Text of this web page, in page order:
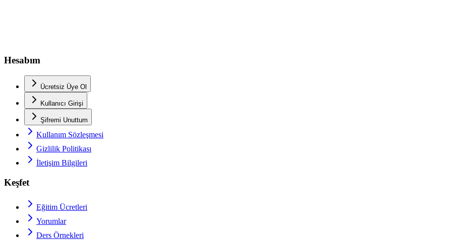
Hesabım
Ücretsiz Üye Ol
Kullanıcı Girişi
Şifremi Unuttum
Kullanım Sözleşmesi
Gizlilik Politikası
İletişim Bilgileri
Keşfet
Eğitim Ücretleri
Yorumlar
Ders Örnekleri